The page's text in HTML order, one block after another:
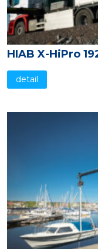
HIAB X-HiPro
detail